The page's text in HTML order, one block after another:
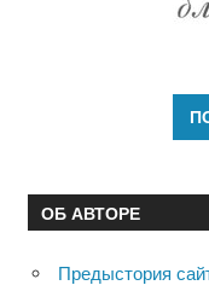
ОБ АВТОРЕ
Предыстория